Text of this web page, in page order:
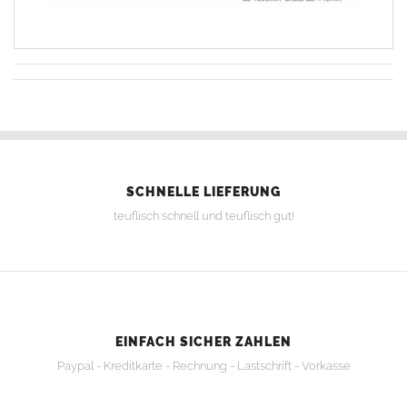
SCHNELLE LIEFERUNG
teuflisch schnell und teuflisch gut!
EINFACH SICHER ZAHLEN
Paypal - Kreditkarte - Rechnung - Lastschrift - Vorkasse